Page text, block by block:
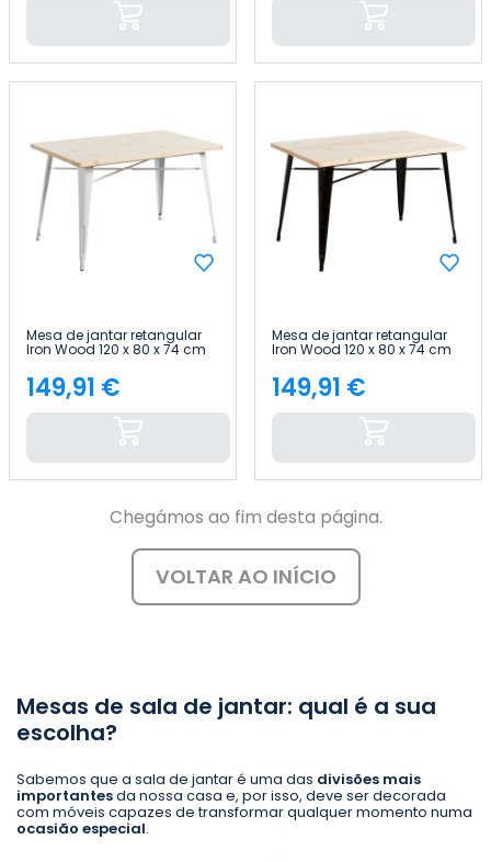
Mesa de jantar retangular
Iron Wood 120 x 80 x 74 cm
Preço
149,91 €
Mesa de jantar retangular
Iron Wood 120 x 80 x 74 cm
Preço
149,91 €
Chegámos ao fim desta página.
VOLTAR AO INÍCIO
Mesas de sala de jantar: qual é a sua
escolha?
Sabemos que a sala de jantar é uma das divisões mais
importantesda nossa casa e, por isso, deve ser decorada
com móveis capazes de transformar qualquer momento numa
ocasião especial.